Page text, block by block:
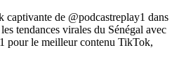
de @podcastreplay1 dans
tendances virales du Sénégal avec
pour le meilleur contenu TikTok,